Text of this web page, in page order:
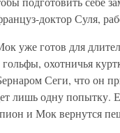
доктор Суля,
уже готов для
охотничья
Сеги, что он
лишь одну попытку.
и Мок вернутся